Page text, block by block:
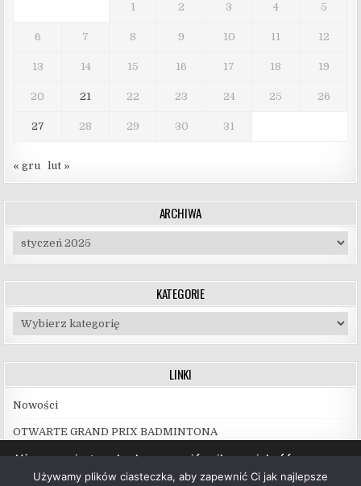
1 2 3 4 5
6 7 8 9 10 11 12
13 14 15 16 17 18 19
20 21 22 23 24 25 26
27 28 29 30 31
« gru lut »
ARCHIWA
Archiwa
KATEGORIE
Kategorie
LINKI
Nowości
OTWARTE GRAND PRIX BADMINTONA
Używamy ciasteczek, aby zapewnić najlepszą jakość
korzystania z naszej witryny.
Używamy plików ciasteczka, aby zapewnić Ci jak najlepsze